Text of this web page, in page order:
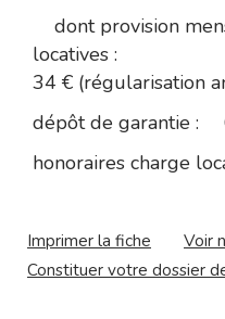
dont provision
locatives :
34 € (régularisation
dépôt de garantie :
honoraires charge
Imprimer la fiche
Voir
Constituer votre dossier